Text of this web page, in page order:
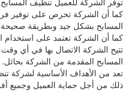
كما أن الشركة تحرص على توفير
المسابح بشكل جيد وبطريقة
كما أن الشركة تعتمد على استخدام
تتيح الشركة الاتصال بها في أي
المسابح المقدمة من الشركة بحائل.
تعد من الأهداف الأساسية لشركة
ذلك من أجل حماية العميل وجميع